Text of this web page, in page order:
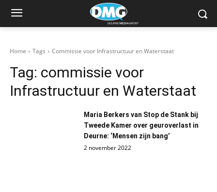
Home Tags Commissie voor Infrastructuur en Waterstaat
Tag: commissie voor
Infrastructuur en Waterstaat
Maria Berkers van Stop de Stank bij
Tweede Kamer over geuroverlast in
Deurne: ‘Mensen zijn bang’
2 november 2022